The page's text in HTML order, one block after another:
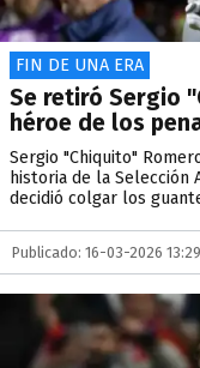
FIN DE UNA ERA
Se retiró Sergio
héroe de los
Sergio "Chiquito"
historia de la Selección
decidió colgar los
Publicado: 16-03-2026 13:29